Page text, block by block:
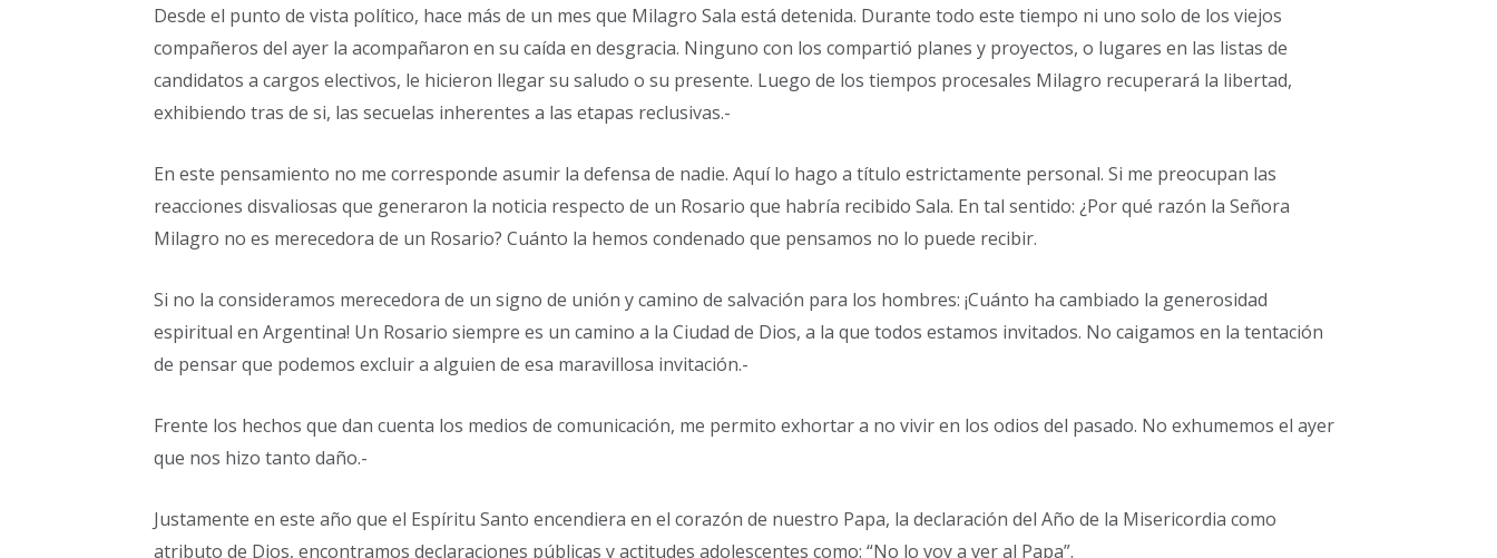
Desde el punto de vista político, hace más de un mes que Milagro Sala está detenida. Durante todo este tiempo ni uno solo de los viejos
compañeros del ayer la acompañaron en su caída en desgracia. Ninguno con los compartió planes y proyectos, o lugares en las listas de
candidatos a cargos electivos, le hicieron llegar su saludo o su presente. Luego de los tiempos procesales Milagro recuperará la libertad,
exhibiendo tras de si, las secuelas inherentes a las etapas reclusivas.-
En este pensamiento no me corresponde asumir la defensa de nadie. Aquí lo hago a título estrictamente personal. Si me preocupan las
reacciones disvaliosas que generaron la noticia respecto de un Rosario que habría recibido Sala. En tal sentido: ¿Por qué razón la Señora
Milagro no es merecedora de un Rosario? Cuánto la hemos condenado que pensamos no lo puede recibir.
Si no la consideramos merecedora de un signo de unión y camino de salvación para los hombres: ¡Cuánto ha cambiado la generosidad
espiritual en Argentina! Un Rosario siempre es un camino a la Ciudad de Dios, a la que todos estamos invitados. No caigamos en la tentación
de pensar que podemos excluir a alguien de esa maravillosa invitación.-
Frente los hechos que dan cuenta los medios de comunicación, me permito exhortar a no vivir en los odios del pasado. No exhumemos el ayer
que nos hizo tanto daño.-
Justamente en este año que el Espíritu Santo encendiera en el corazón de nuestro Papa, la declaración del Año de la Misericordia como
atributo de Dios, encontramos declaraciones públicas y actitudes adolescentes como: “No lo voy a ver al Papa”.